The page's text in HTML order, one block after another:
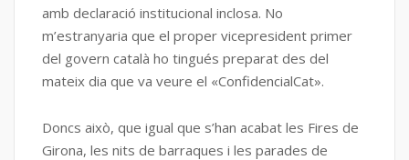
amb declaració institucional inclosa. No
m’estranyaria que el proper vicepresident primer
del govern català ho tingués preparat des del
mateix dia que va veure el «ConfidencialCat».
Doncs això, que igual que s’han acabat les Fires de
Girona, les nits de barraques i les parades de